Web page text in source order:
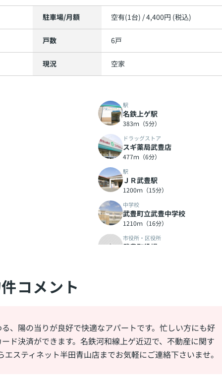
駐車場/月額 空有(1台) / 4,400円 (税込)
戸数 6戸
現況 空家
駅
名鉄上ゲ駅
383ｍ（5分）
ドラッグストア
スギ薬局武豊店
477ｍ（6分）
駅
ＪＲ武豊駅
1200ｍ（15分）
中学校
武豊町立武豊中学校
1210ｍ（16分）
市役所・区役所
武豊町役場
コメント
、陽の当りが良好で快適なアパートです。忙しい方にも好
ド決済ができます。名鉄河和線上ゲ近辺で、不動産に関す
スティネット半田青山店までお気軽にご連絡下さいませ。